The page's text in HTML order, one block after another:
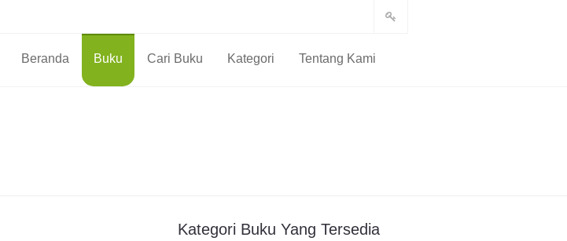
Beranda Buku Cari Buku Kategori Tentang Kami
Kategori Buku Yang Tersedia